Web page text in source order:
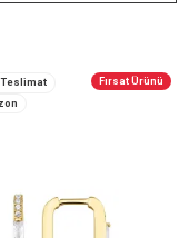
Teslimat
Fırsat Ürünü